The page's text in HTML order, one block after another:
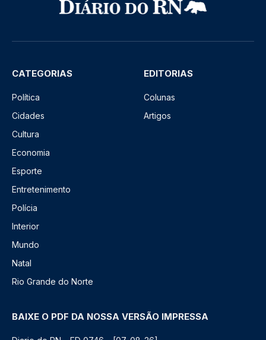
CATEGORIAS
Política
Cidades
Cultura
Economia
Esporte
Entretenimento
Polícia
Interior
Mundo
Natal
Rio Grande do Norte
EDITORIAS
Colunas
Artigos
BAIXE O PDF DA NOSSA VERSÃO IMPRESSA